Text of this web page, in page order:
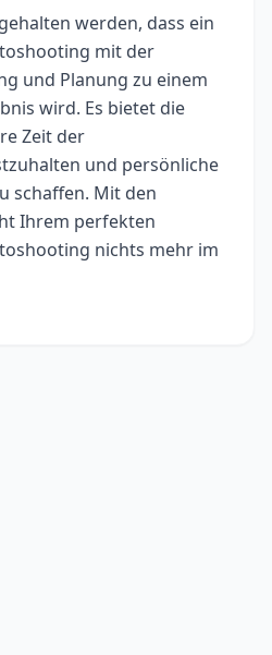
werden, dass ein
mit der
und Planung zu einem
wird. Es bietet die
Zeit der
und persönliche
schaffen. Mit den
Ihrem perfekten
nichts mehr im